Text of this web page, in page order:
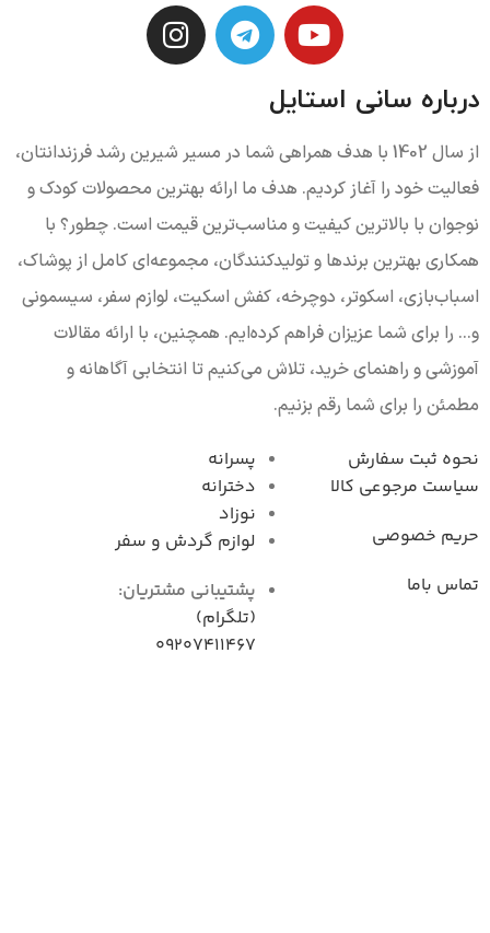
درباره سانی استایل
از سال 1402 با هدف همراهی شما در مسیر شیرین رشد فرزندانتان،
فعالیت خود را آغاز کردیم. هدف ما ارائه بهترین محصولات کودک و
نوجوان با بالاترین کیفیت و مناسب‌ترین قیمت است. چطور؟ با
همکاری بهترین برندها و تولیدکنندگان، مجموعه‌ای کامل از پوشاک،
اسباب‌بازی، اسکوتر، دوچرخه، کفش اسکیت، لوازم سفر، سیسمونی
و... را برای شما عزیزان فراهم کرده‌ایم. همچنین، با ارائه مقالات
آموزشی و راهنمای خرید، تلاش می‌کنیم تا انتخابی آگاهانه و
مطمئن را برای شما رقم بزنیم.
نحوه ثبت سفارش
سیاست مرجوعی کال
حریم خصوصی
تماس باما
پسرانه
دخترانه
نوزاد
لوازم گردش و سفر
پشتیبانی مشتریان:
(تلگرام)
09207411467